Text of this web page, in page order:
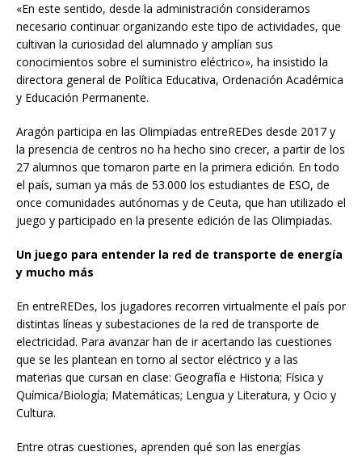
«En este sentido, desde la administración consideramos
necesario continuar organizando este tipo de actividades, que
cultivan la curiosidad del alumnado y amplían sus
conocimientos sobre el suministro eléctrico», ha insistido la
directora general de Política Educativa, Ordenación Académica
y Educación Permanente.
Aragón participa en las Olimpiadas entreREDes desde 2017 y
la presencia de centros no ha hecho sino crecer, a partir de los
27 alumnos que tomaron parte en la primera edición. En todo
el país, suman ya más de 53.000 los estudiantes de ESO, de
once comunidades autónomas y de Ceuta, que han utilizado el
juego y participado en la presente edición de las Olimpiadas.
Un juego para entender la red de transporte de energía
y mucho más
En entreREDes, los jugadores recorren virtualmente el país por
distintas líneas y subestaciones de la red de transporte de
electricidad. Para avanzar han de ir acertando las cuestiones
que se les plantean en torno al sector eléctrico y a las
materias que cursan en clase: Geografía e Historia; Física y
Química/Biología; Matemáticas; Lengua y Literatura, y Ocio y
Cultura.
Entre otras cuestiones, aprenden qué son las energías